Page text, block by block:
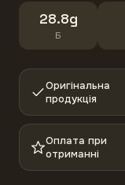
28.8g
Б
Оригінальна
продукція
Оплата при
отриманні